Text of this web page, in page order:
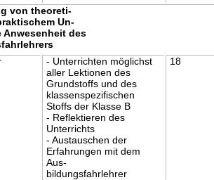
von theoreti-
Un-
Anwesenheit des
- Unterrichten möglichst
aller Lektionen des
Grundstoffs und des
klassenspezifischen
Stoffs der Klasse B
- Reflektieren des
Unterrichts
- Austauschen der
Erfahrungen mit dem
Aus-
bildungsfahrlehrer
18